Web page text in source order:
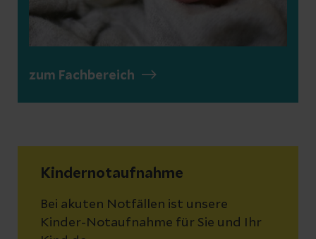
zum Fachbereich
Kindernotaufnahme
Bei akuten Notfällen ist unsere
Kinder-Notaufnahme für Sie und Ihr